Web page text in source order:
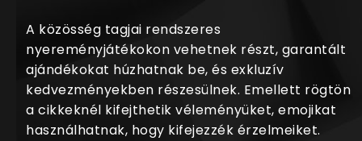
A közösség tagjai rendszeres
nyereményjátékokon vehetnek részt, garantált
ajándékokat húzhatnak be, és exkluzív
kedvezményekben részesülnek. Emellett rögtön
a cikkeknél kifejthetik véleményüket, emojikat
használhatnak, hogy kifejezzék érzelmeiket.